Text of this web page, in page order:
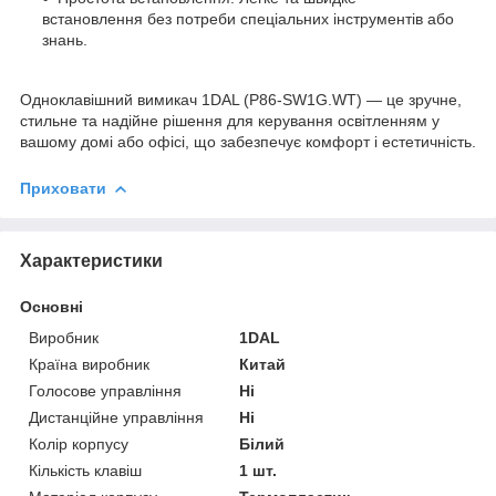
встановлення без потреби спеціальних інструментів або
знань.
Одноклавішний вимикач 1DAL (P86-SW1G.WT) — це зручне,
стильне та надійне рішення для керування освітленням у
вашому домі або офісі, що забезпечує комфорт і естетичність.
Приховати
Характеристики
Основні
Виробник
1DAL
Країна виробник
Китай
Голосове управління
Ні
Дистанційне управління
Ні
Колір корпусу
Білий
Кількість клавіш
1 шт.